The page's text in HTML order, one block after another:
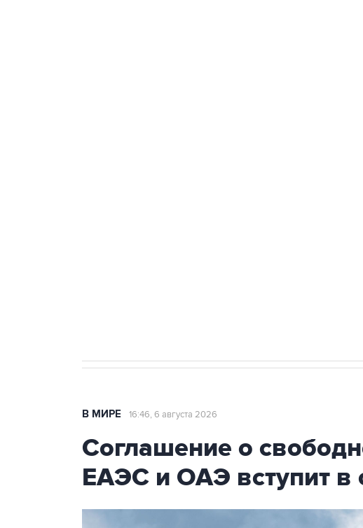
В МИРЕ 16:46, 6 августа 2026
Соглашение о
ЕАЭС и ОАЭ вступит в